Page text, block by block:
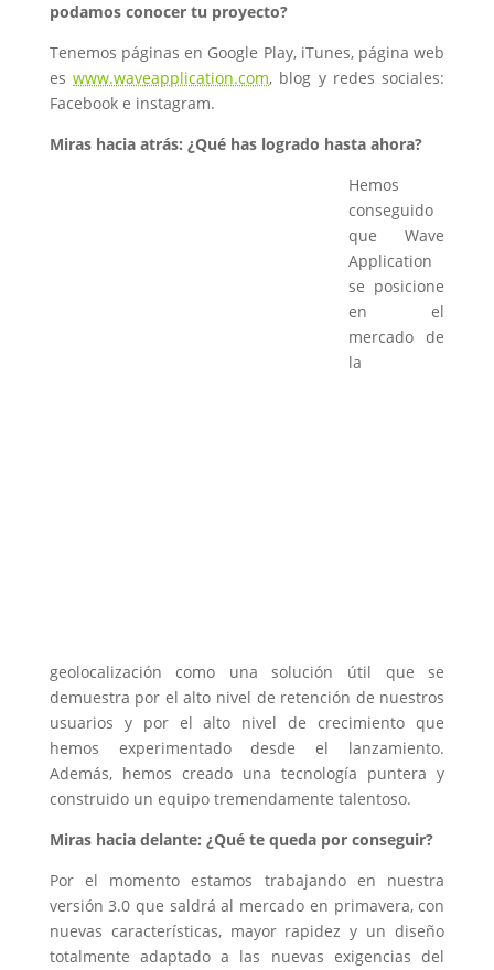
podamos conocer tu proyecto?
Tenemos páginas en Google Play, iTunes, página web
eswww.waveapplication.com, blog y redes sociales:
Facebook e instagram.
Miras hacia atrás: ¿Qué has logrado hasta ahora?
Hemos
conseguido
que Wave
Application
se posicione
en el
mercado de
la
geolocalización como una solución útil que se
demuestra por el alto nivel de retención de nuestros
usuarios y por el alto nivel de crecimiento que
hemos experimentado desde el lanzamiento.
Además, hemos creado una tecnología puntera y
construido un equipo tremendamente talentoso.
Miras hacia delante: ¿Qué te queda por conseguir?
Por el momento estamos trabajando en nuestra
versión 3.0 que saldrá al mercado en primavera, con
nuevas características, mayor rapidez y un diseño
totalmente adaptado a las nuevas exigencias del